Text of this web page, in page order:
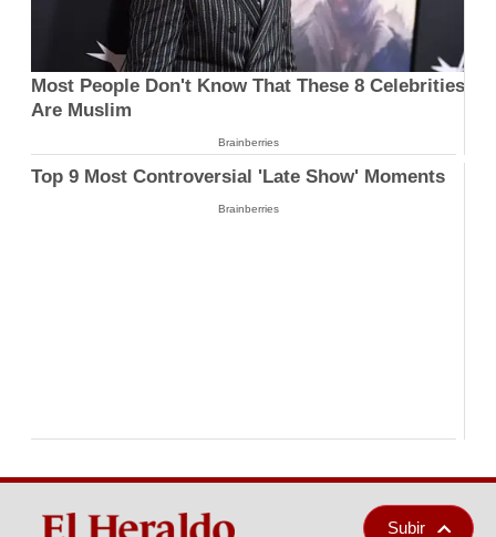
Most People Don't Know That These 8 Celebrities
Are Muslim
Brainberries
Top 9 Most Controversial 'Late Show' Moments
Brainberries
Subir